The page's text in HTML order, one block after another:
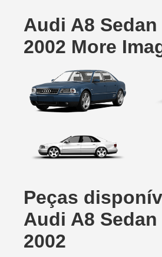
Audi A8 Sedan
2002 More
Peças
Audi A8 Sedan
2002